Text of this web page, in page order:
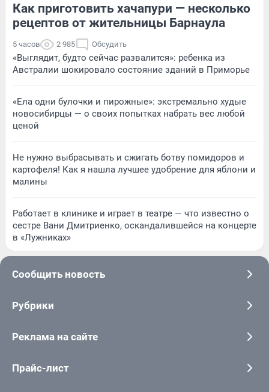
Как приготовить хачапури — несколько
рецептов от жительницы Барнаула
5 часов 2 985 Обсудить
«Выглядит, будто сейчас развалится»: ребенка из
Австралии шокировало состояние зданий в Приморье
«Ела одни булочки и пирожные»: экстремально худые
новосибирцы — о своих попытках набрать вес любой
ценой
Не нужно выбрасывать и сжигать ботву помидоров и
картофеля! Как я нашла лучшее удобрение для яблони и
малины
Работает в клинике и играет в театре — что известно о
сестре Вани Дмитриенко, оскандалившейся на концерте
в «Лужниках»
Сообщить новость
Рубрики
Реклама на сайте
Прайс-лист